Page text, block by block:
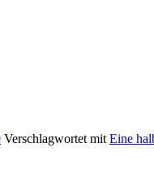
Verschlagwortet mit Eine